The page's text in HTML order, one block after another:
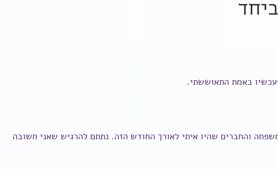
באמת התאוששתי.
והחברים שהיו איתי לאורך החודש הזה. נתתם להרגיש שאני חשובה